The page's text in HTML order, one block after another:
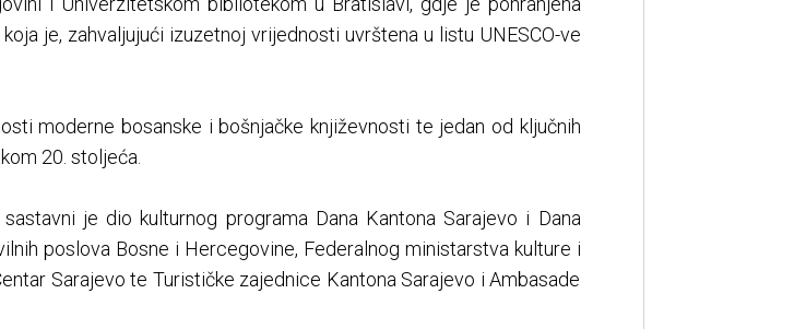
je, zahvaljujući izuzetnoj vrijednosti uvrštena u listu UNESCO-ve
moderne bosanske i bošnjačke književnosti te jedan od ključnih
20. stoljeća.
je dio kulturnog programa Dana Kantona Sarajevo i Dana
poslova Bosne i Hercegovine, Federalnog ministarstva kulture i
Sarajevo te Turističke zajednice Kantona Sarajevo i Ambasade